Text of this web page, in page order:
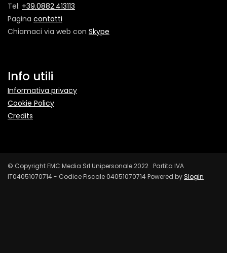
Tel: +39.0882.413113
Pagina contatti
Chiamaci via web con Skype
Info utili
Informativa privacy
Cookie Policy
Credits
© Copyright FMC Media Srl Unipersonale 2022 Partita IVA
IT04051070714 - Codice Fiscale 04051070714 Powered bySlogin